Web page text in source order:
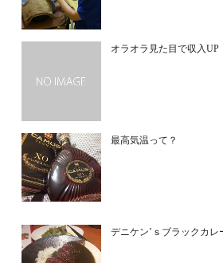
オラオラ見た目で収入UP
最高気温って？
デニケン’ｓブラックカレ